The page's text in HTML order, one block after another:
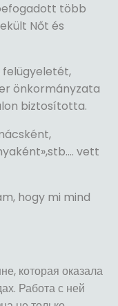
több
Nőt és
felügyeletét,
önkormányzata
biztosította.
vett
hogy mi mind
которая оказала
Работа с ней